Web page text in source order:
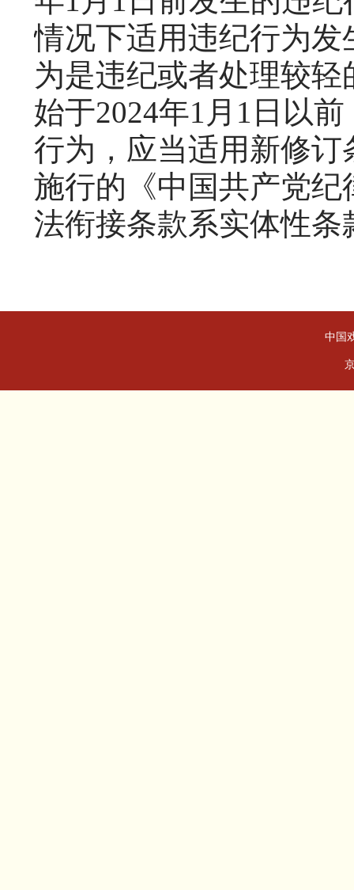
情况下适用违纪行为
为是违纪或者处理较
始于2024年1月1日以
行为，应当适用新修订
施行的《中国共产党
法衔接条款系实体性
中国